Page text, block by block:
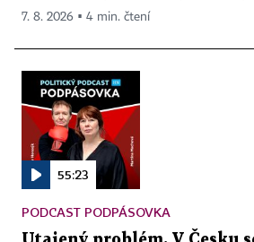
7. 8. 2026 ▪ 4 min. čtení
55:23
PODCAST PODPÁSOVKA